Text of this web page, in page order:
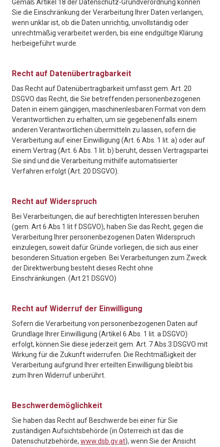
Gemäß Artikel 18 der Datenschutz-Grundverordnung können
Sie die Einschränkung der Verarbeitung Ihrer Daten verlangen,
wenn unklar ist, ob die Daten unrichtig, unvollständig oder
unrechtmäßig verarbeitet werden, bis eine endgültige Klärung
herbeigeführt wurde.
Recht auf Datenübertragbarkeit
Das Recht auf Datenübertragbarkeit umfasst gem. Art. 20
DSGVO das Recht, die Sie betreffenden personenbezogenen
Daten in einem gängigen, maschinenlesbaren Format von dem
Verantwortlichen zu erhalten, um sie gegebenenfalls einem
anderen Verantwortlichen übermitteln zu lassen, sofern die
Verarbeitung auf einer Einwilligung (Art. 6 Abs. 1 lit. a) oder auf
einem Vertrag (Art. 6 Abs. 1 lit. b) beruht, dessen Vertragspartei
Sie sind und die Verarbeitung mithilfe automatisierter
Verfahren erfolgt (Art. 20 DSGVO).
Recht auf Widerspruch
Bei Verarbeitungen, die auf berechtigten Interessen beruhen
(gem. Art 6 Abs 1 lit f DSGVO), haben Sie das Recht, gegen die
Verarbeitung Ihrer personenbezogenen Daten Widerspruch
einzulegen, soweit dafür Gründe vorliegen, die sich aus einer
besonderen Situation ergeben. Bei Verarbeitungen zum Zweck
der Direktwerbung besteht dieses Recht ohne
Einschränkungen. (Art 21 DSGVO)
Recht auf Widerruf der Einwilligung
Sofern die Verarbeitung von personenbezogenen Daten auf
Grundlage Ihrer Einwilligung (Artikel 6 Abs. 1 lit. a DSGVO)
erfolgt, können Sie diese jederzeit gem. Art. 7 Abs.3 DSGVO mit
Wirkung für die Zukunft widerrufen. Die Rechtmäßigkeit der
Verarbeitung aufgrund Ihrer erteilten Einwilligung bleibt bis
zum Ihren Widerruf unberührt.
Beschwerdemöglichkeit
Sie haben das Recht auf Beschwerde bei einer für Sie
zuständigen Aufsichtsbehörde (in Österreich ist das die
Datenschutzbehörde, www.dsb.gv.at), wenn Sie der Ansicht